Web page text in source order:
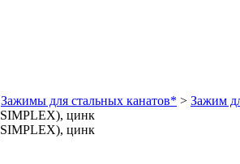
Зажимы для стальных канатов* > Зажим